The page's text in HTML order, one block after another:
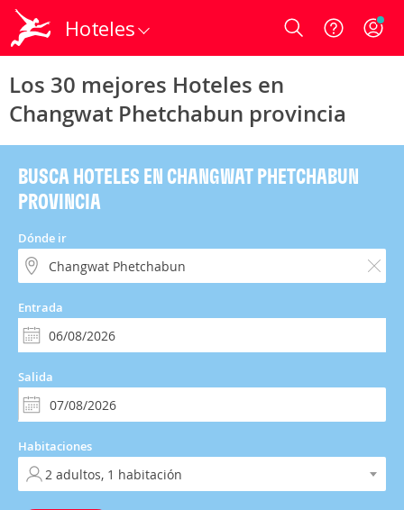
Hoteles Login
Los 30 mejores Hoteles en
Changwat Phetchabun provincia
BUSCA HOTELES EN CHANGWAT PHETCHABUN
PROVINCIA
Dónde ir
Entrada
Salida
Habitaciones